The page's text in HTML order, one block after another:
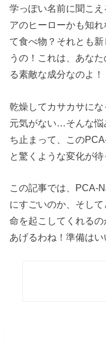
学っぽい名前に聞こ
アのヒーローかも知
て食べ物？それとも
うの！これは、あな
る素敵な成分なのよ！
乾燥してカサカサに
元気がない…そんな悩
ち止まって、この
と驚くような変化が待
この記事では、PCA-
にすごいのか、そし
命を起こしてくれる
あげるわね！準備はい